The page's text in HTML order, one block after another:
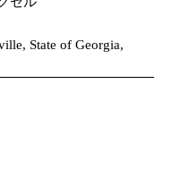
State of Georgia,